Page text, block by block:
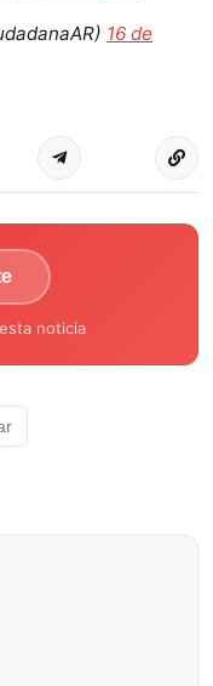
16 de
noticia